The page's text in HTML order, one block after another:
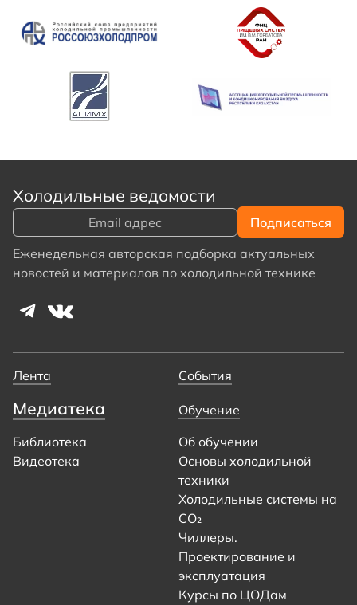
Холодильные ведомости
Еженедельная авторская подборка актуальных
новостей и материалов по холодильной технике
Лента События
Медиатека
Библиотека
Видеотека
Обучение
Об обучении
Основы холодильной
техники
Холодильные системы на
CO₂
Чиллеры.
Проектирование и
эксплуатация
Курсы по ЦОДам